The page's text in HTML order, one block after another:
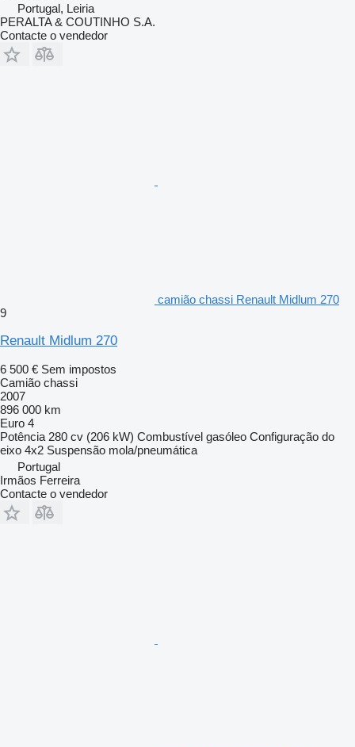
Portugal, Leiria
PERALTA & COUTINHO S.A.
Contacte o vendedor
camião chassi Renault Midlum 270
9
Renault Midlum 270
6 500 € Sem impostos
Camião chassi
2007
896 000 km
Euro 4
Potência 280 cv (206 kW) Combustível gasóleo Configuração do
eixo 4x2 Suspensão mola/pneumática
Portugal
Irmãos Ferreira
Contacte o vendedor